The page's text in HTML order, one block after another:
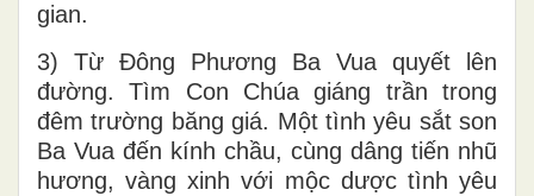
gian.
3) Từ Đông Phương Ba Vua quyết lên
đường. Tìm Con Chúa giáng trần trong
đêm trường băng giá. Một tình yêu sắt son
Ba Vua đến kính chầu, cùng dâng tiến nhũ
hương, vàng xinh với mộc dược tình yêu